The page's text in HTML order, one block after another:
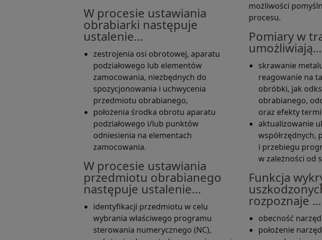
W procesie ustawiania
obrabiarki następuje
ustalenie…
zestrojenia osi obrotowej, aparatu
podziałowego lub elementów
zamocowania, niezbędnych do
spozycjonowania i uchwycenia
przedmiotu obrabianego,
położenia środka obrotu aparatu
podziałowego i/lub punktów
odniesienia na elementach
zamocowania.
W procesie ustawiania
przedmiotu obrabianego
następuje ustalenie…
identyfikacji przedmiotu w celu
wybrania właściwego programu
sterowania numerycznego (NC),
możliwości
procesu.
Pomiary w
umożliwiają...
skrawanie
reagowanie na
obróbki, jak
obrabianego,
oraz efekty
aktualizowanie
współrzędnych,
i przebiegu
w zależności od
Funkcja
rozpoznaje ...
obecność
położenie